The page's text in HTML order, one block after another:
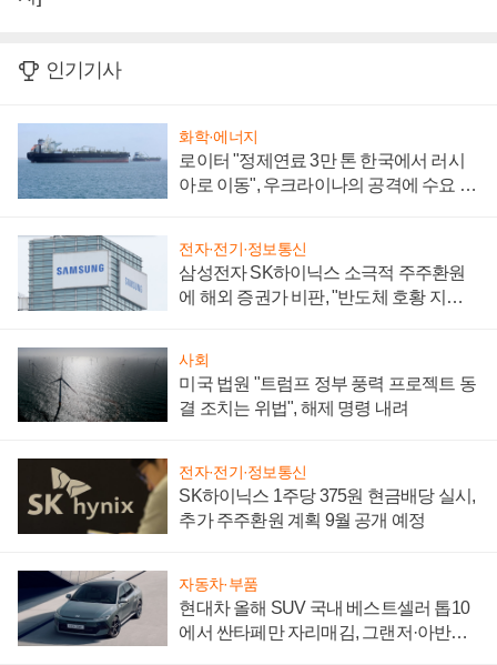
인기기사
화학·에너지
로이터 "정제연료 3만 톤 한국에서 러시
아로 이동", 우크라이나의 공격에 수요 늘
전자·전기·정보통신
삼성전자 SK하이닉스 소극적 주주환원
에 해외 증권가 비판, "반도체 호황 지속
사회
미국 법원 "트럼프 정부 풍력 프로젝트 동
결 조치는 위법", 해제 명령 내려
전자·전기·정보통신
SK하이닉스 1주당 375원 현금배당 실시,
추가 주주환원 계획 9월 공개 예정
자동차·부품
현대차 올해 SUV 국내 베스트셀러 톱10
에서 싼타페만 자리매김, 그랜저·아반떼